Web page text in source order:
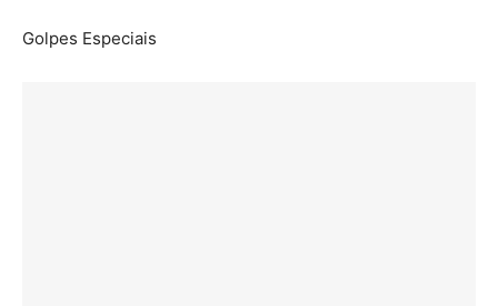
Golpes Especiais